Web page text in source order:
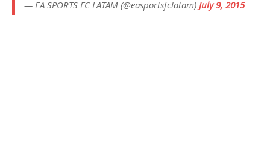
— EA SPORTS FC LATAM (@easportsfclatam) July 9, 2015